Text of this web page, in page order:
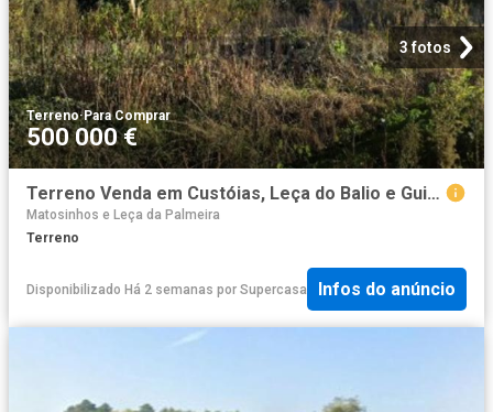
3 fotos
Terreno·Para Comprar
500 000 €
Terreno Venda em Custóias, Leça do Balio e Guifões,Matosinhos
Matosinhos e Leça da Palmeira
Terreno
Disponibilizado Há 2 semanas por Supercasa Infos do anúncio